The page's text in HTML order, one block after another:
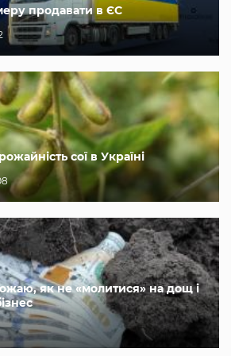
продавати в ЄС
сої в Україні
як не «молитися» на дощ і